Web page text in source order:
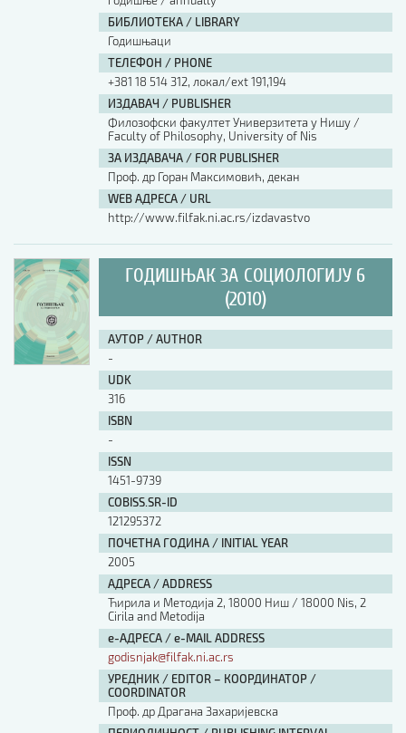
БИБЛИОТЕКА / LIBRARY
Годишњаци
ТЕЛЕФОН / PHONE
+381 18 514 312, локал/ext 191,194
ИЗДАВАЧ / PUBLISHER
Филозофски факултет Универзитета у Нишу /
Faculty of Philosophy, University of Nis
ЗА ИЗДАВАЧА / FOR PUBLISHER
Проф. др Горан Максимовић, декан
WEB АДРЕСА / URL
http://www.filfak.ni.ac.rs/izdavastvo
ГОДИШЊАК ЗА СОЦИОЛОГИЈУ 6
(2010)
АУТОР / AUTHOR
-
UDK
316
ISBN
-
ISSN
1451-9739
COBISS.SR-ID
121295372
ПОЧЕТНА ГОДИНА / INITIAL YEAR
2005
АДРЕСА / ADDRESS
Ћирила и Методија 2, 18000 Ниш / 18000 Nis, 2
Cirila and Metodija
е-АДРЕСА / e-MAIL ADDRESS
godisnjak@filfak.ni.ac.rs
УРЕДНИК / EDITOR – КООРДИНАТОР /
COORDINATOR
Проф. др Драгана Захаријевска